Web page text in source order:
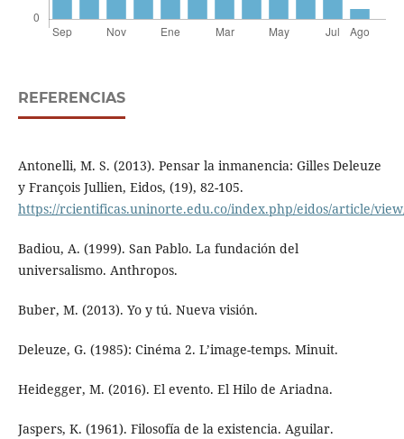
REFERENCIAS
Antonelli, M. S. (2013). Pensar la inmanencia: Gilles Deleuze
y François Jullien, Eidos, (19), 82-105.
https://rcientificas.uninorte.edu.co/index.php/eidos/article/
Badiou, A. (1999). San Pablo. La fundación del
universalismo. Anthropos.
Buber, M. (2013). Yo y tú. Nueva visión.
Deleuze, G. (1985): Cinéma 2. L’image-temps. Minuit.
Heidegger, M. (2016). El evento. El Hilo de Ariadna.
Jaspers, K. (1961). Filosofía de la existencia. Aguilar.